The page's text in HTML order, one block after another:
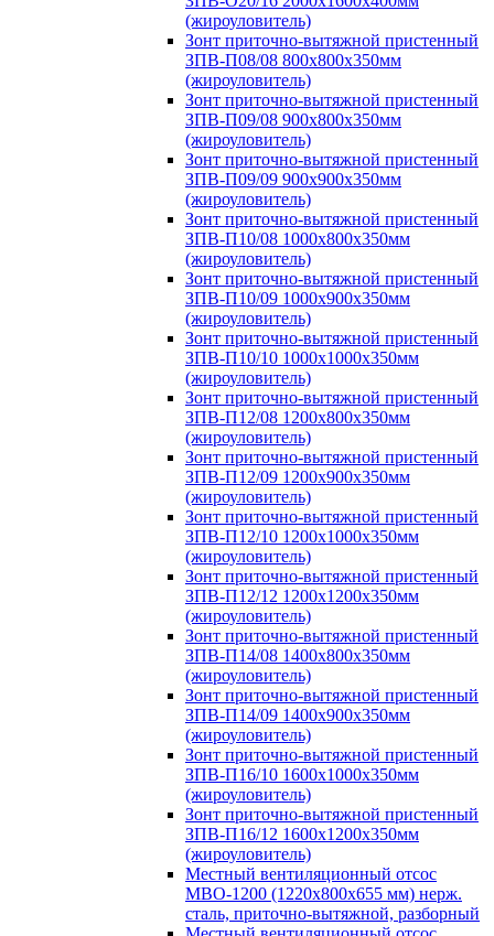
(жироуловитель)
Зонт приточно-вытяжной пристенный
ЗПВ-П08/08 800х800х350мм
(жироуловитель)
Зонт приточно-вытяжной пристенный
ЗПВ-П09/08 900х800х350мм
(жироуловитель)
Зонт приточно-вытяжной пристенный
ЗПВ-П09/09 900х900х350мм
(жироуловитель)
Зонт приточно-вытяжной пристенный
ЗПВ-П10/08 1000х800х350мм
(жироуловитель)
Зонт приточно-вытяжной пристенный
ЗПВ-П10/09 1000х900х350мм
(жироуловитель)
Зонт приточно-вытяжной пристенный
ЗПВ-П10/10 1000х1000х350мм
(жироуловитель)
Зонт приточно-вытяжной пристенный
ЗПВ-П12/08 1200х800х350мм
(жироуловитель)
Зонт приточно-вытяжной пристенный
ЗПВ-П12/09 1200х900х350мм
(жироуловитель)
Зонт приточно-вытяжной пристенный
ЗПВ-П12/10 1200х1000х350мм
(жироуловитель)
Зонт приточно-вытяжной пристенный
ЗПВ-П12/12 1200х1200х350мм
(жироуловитель)
Зонт приточно-вытяжной пристенный
ЗПВ-П14/08 1400х800х350мм
(жироуловитель)
Зонт приточно-вытяжной пристенный
ЗПВ-П14/09 1400х900х350мм
(жироуловитель)
Зонт приточно-вытяжной пристенный
ЗПВ-П16/10 1600х1000х350мм
(жироуловитель)
Зонт приточно-вытяжной пристенный
ЗПВ-П16/12 1600х1200х350мм
(жироуловитель)
Местный вентиляционный отсос
МВО-1200 (1220х800х655 мм) нерж.
сталь, приточно-вытяжной, разборный